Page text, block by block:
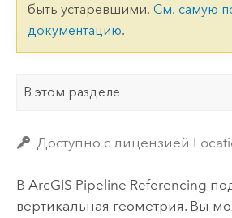
быть устаревшими. См. самую
документацию.
В этом разделе
Доступно с лицензией
В ArcGIS Pipeline Referencing
вертикальная геометрия. Вы